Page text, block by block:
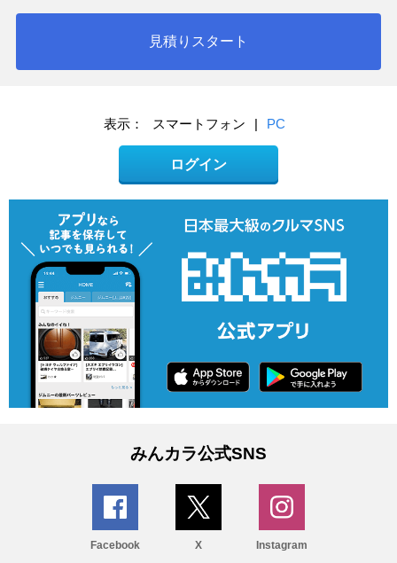
見積りスタート
表示： スマートフォン | PC
ログイン
みんカラ公式SNS
Facebook X Instagram